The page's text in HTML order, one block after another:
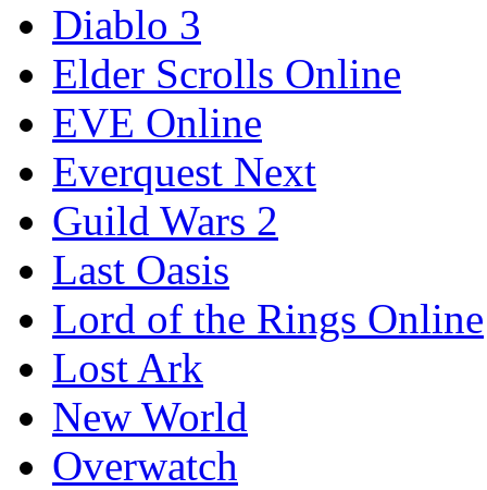
Diablo 3
Elder Scrolls Online
EVE Online
Everquest Next
Guild Wars 2
Last Oasis
Lord of the Rings Online
Lost Ark
New World
Overwatch